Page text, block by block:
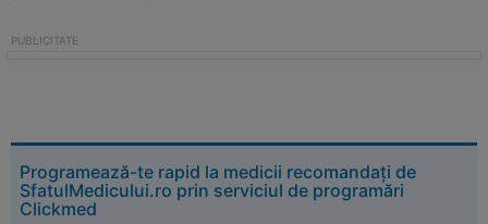
Programează-te rapid la medicii recomandați de
SfatulMedicului.ro prin serviciul de programări
Clickmed